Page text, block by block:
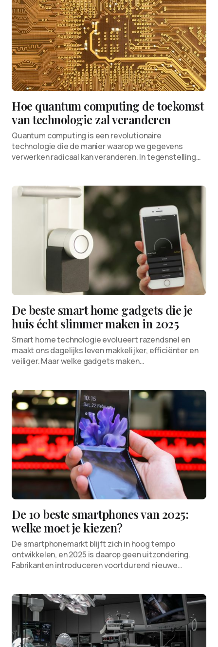
Hoe quantum computing de toekomst
van technologie zal veranderen
Quantum computing is een revolutionaire
technologie die de manier waarop we gegevens
verwerken radicaal kan veranderen. In tegenstelling…
De beste smart home gadgets die je
huis écht slimmer maken in 2025
Smart home technologie evolueert razendsnel en
maakt ons dagelijks leven makkelijker, efficiënter en
veiliger. Maar welke gadgets maken…
De 10 beste smartphones van 2025:
welke moet je kiezen?
De smartphonemarkt blijft zich in hoog tempo
ontwikkelen, en 2025 is daarop geen uitzondering.
Fabrikanten introduceren voortdurend nieuwe…